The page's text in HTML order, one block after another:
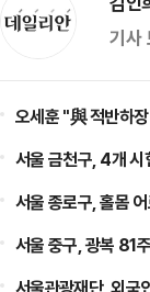
기사
오세훈 "與 적반하
서울 금천구, 4개
서울 종로구, 홀몸
서울 중구, 광복 81